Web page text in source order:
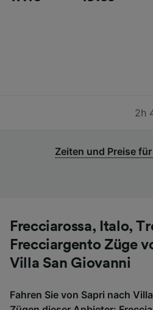
2h
Zeiten und Preise
Frecciarossa, Italo,
Frecciargento Züge
Villa San Giovanni
Fahren Sie von Sapri nach